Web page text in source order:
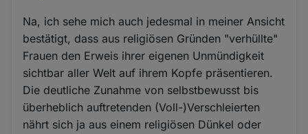
Na, ich sehe mich auch jedesmal in meiner Ansicht
bestätigt, dass aus religiösen Gründen "verhüllte"
Frauen den Erweis ihrer eigenen Unmündigkeit
sichtbar aller Welt auf ihrem Kopfe präsentieren.
Die deutliche Zunahme von selbstbewusst bis
überheblich auftretenden (Voll-)Verschleierten
nährt sich ja aus einem religiösen Dünkel oder